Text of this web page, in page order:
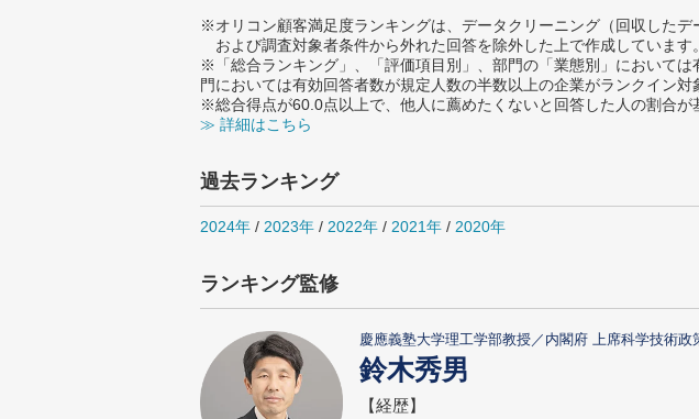
※オリコン顧客満足度ランキングは、データクリーニング（回収したデ
および調査対象者条件から外れた回答を除外した上で作成しています。
※「総合ランキング」、「評価項目別」、部門の「業態別」において
門においては有効回答者数が規定人数の半数以上の企業がランクイン対
※総合得点が60.0点以上で、他人に薦めたくないと回答した人の割合が
≫ 詳細はこちら
過去ランキング
2024年 / 2023年 / 2022年 / 2021年 / 2020年
ランキング監修
慶應義塾大学理工学部教授／内閣府 上席科学技術政
鈴木秀男
【経歴】